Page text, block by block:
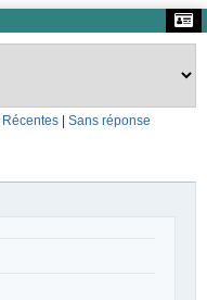
Récentes Sans réponse